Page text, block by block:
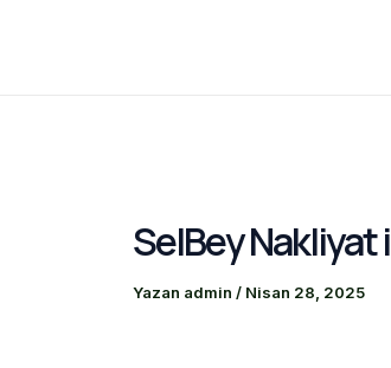
SelBey Nakliyat
Yazan admin / Nisan 28, 2025